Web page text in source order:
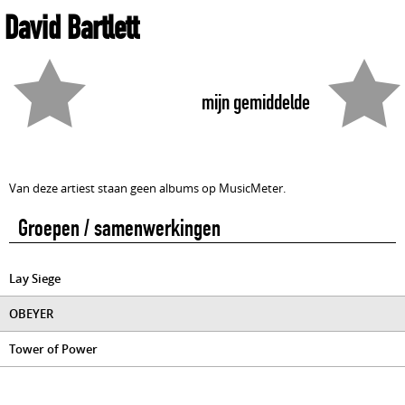
David Bartlett
mijn gemiddelde
Van deze artiest staan geen albums op MusicMeter.
Groepen / samenwerkingen
Lay Siege
OBEYER
Tower of Power